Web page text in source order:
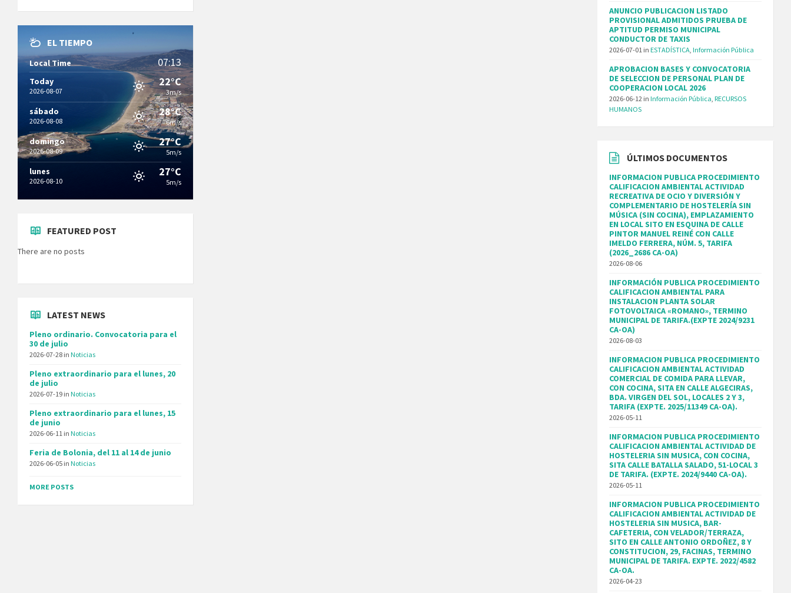
EL TIEMPO
Local Time 07:13
Today
2026-08-07
22°C
3m/s
sábado
2026-08-08
28°C
6m/s
domingo
2026-08-09
27°C
5m/s
lunes
2026-08-10
27°C
5m/s
FEATURED POST
There are no posts
LATEST NEWS
Pleno ordinario. Convocatoria para el
30 de julio
2026-07-28 in Noticias
Pleno extraordinario para el lunes, 20
de julio
2026-07-19 in Noticias
Pleno extraordinario para el lunes, 15
de junio
2026-06-11 in Noticias
Feria de Bolonia, del 11 al 14 de junio
2026-06-05 in Noticias
MORE POSTS
ANUNCIO PUBLICACION LISTADO
PROVISIONAL ADMITIDOS PRUEBA DE
APTITUD PERMISO MUNICIPAL
CONDUCTOR DE TAXIS
2026-07-01 inESTADÍSTICA ,Información Pública
APROBACION BASES Y CONVOCATORIA
DE SELECCION DE PERSONAL PLAN DE
COOPERACION LOCAL 2026
2026-06-12 inInformación Pública ,RECURSOS
HUMANOS
ÚLTIMOS DOCUMENTOS
INFORMACION PUBLICA PROCEDIMIENTO
CALIFICACION AMBIENTAL ACTIVIDAD
RECREATIVA DE OCIO Y DIVERSIÓN Y
COMPLEMENTARIO DE HOSTELERÍA SIN
MÚSICA (SIN COCINA), EMPLAZAMIENTO
EN LOCAL SITO EN ESQUINA DE CALLE
PINTOR MANUEL REINÉ CON CALLE
IMELDO FERRERA, NÚM. 5, TARIFA
(2026_2686 CA-OA)
2026-08-06
INFORMACIÓN PUBLICA PROCEDIMIENTO
CALIFICACION AMBIENTAL PARA
INSTALACION PLANTA SOLAR
FOTOVOLTAICA «ROMANO», TERMINO
MUNICIPAL DE TARIFA.(EXPTE 2024/9231
CA-OA)
2026-08-03
INFORMACION PUBLICA PROCEDIMIENTO
CALIFICACION AMBIENTAL ACTIVIDAD
COMERCIAL DE COMIDA PARA LLEVAR,
CON COCINA, SITA EN CALLE ALGECIRAS,
BDA. VIRGEN DEL SOL, LOCALES 2 Y 3,
TARIFA (EXPTE. 2025/11349 CA-OA).
2026-05-11
INFORMACION PUBLICA PROCEDIMIENTO
CALIFICACION AMBIENTAL ACTIVIDAD DE
HOSTELERIA SIN MUSICA, CON COCINA,
SITA CALLE BATALLA SALADO, 51-LOCAL 3
DE TARIFA. (EXPTE. 2024/9440 CA-OA).
2026-05-11
INFORMACION PUBLICA PROCEDIMIENTO
CALIFICACION AMBIENTAL ACTIVIDAD DE
HOSTELERIA SIN MUSICA, BAR-
CAFETERIA, CON VELADOR/TERRAZA,
SITO EN CALLE ANTONIO ORDOÑEZ, 8 Y
CONSTITUCION, 29, FACINAS, TERMINO
MUNICIPAL DE TARIFA. EXPTE. 2022/4582
CA-OA.
2026-04-23